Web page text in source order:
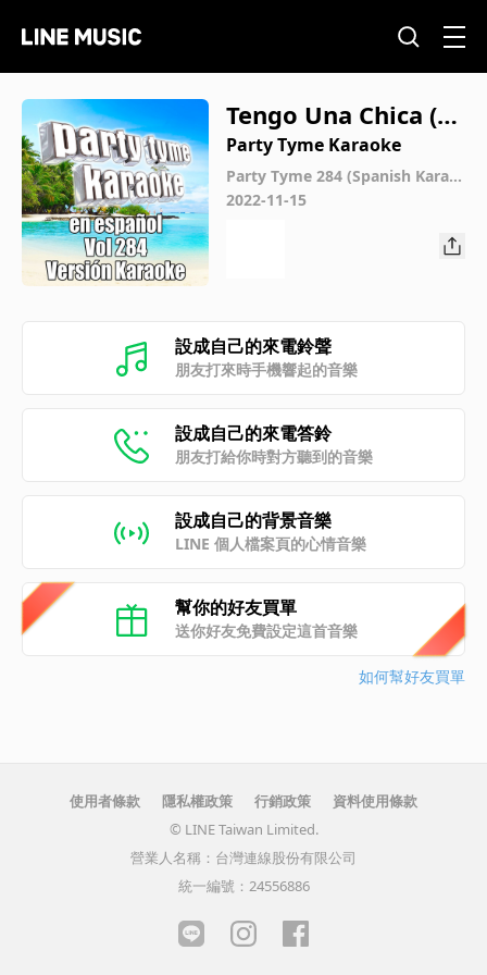
Tengo Una Chica (M
ade Popular By Ho
mbres G) [Karaoke
Version]
Party Tyme Karaoke
Party Tyme 284 (Spanish Karao
ke Versions)
2022-11-15
設成自己的來電鈴聲
朋友打來時手機響起的音樂
設成自己的來電答鈴
朋友打給你時對方聽到的音樂
設成自己的背景音樂
LINE 個人檔案頁的心情音樂
幫你的好友買單
送你好友免費設定這首音樂
如何幫好友買單
使用者條款 隱私權政策 行銷政策
資料使用條款
© LINE Taiwan Limited.
營業人名稱：台灣連線股份有限公司
統一編號：24556886